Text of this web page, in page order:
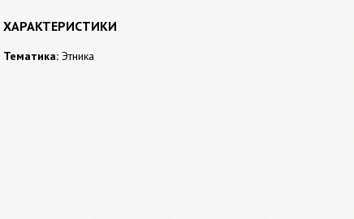
ХАРАКТЕРИСТИКИ
Тематика: Этника